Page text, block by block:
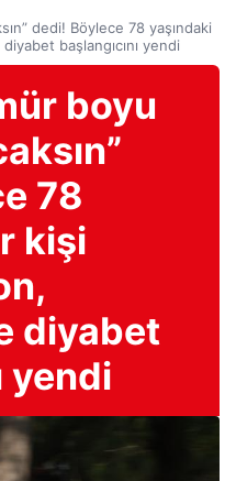
dedi! Böylece 78 yaşındaki
başlangıcını yendi
boyu
78
kişi
diyabet
yendi